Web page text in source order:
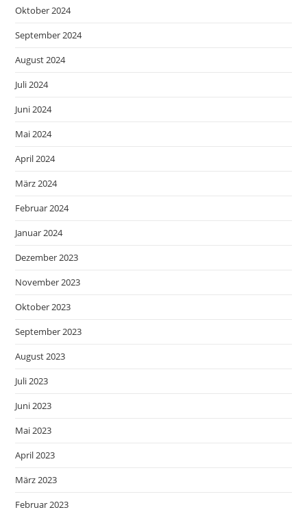
Oktober 2024
September 2024
August 2024
Juli 2024
Juni 2024
Mai 2024
April 2024
März 2024
Februar 2024
Januar 2024
Dezember 2023
November 2023
Oktober 2023
September 2023
August 2023
Juli 2023
Juni 2023
Mai 2023
April 2023
März 2023
Februar 2023